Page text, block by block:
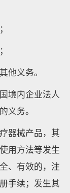
他义务。
境内企业法人
义务。
器械产品，其
用方法等发生
、有效的，注
手续；发生其